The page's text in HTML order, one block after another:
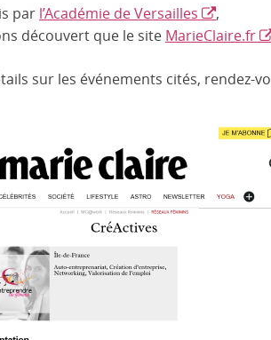
par l’Académie de Versailles
,
découvert que le site MarieClaire.fr
sur les événements cités, rendez-